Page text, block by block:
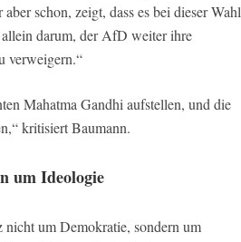
schon, zeigt, dass es bei dieser Wahl
darum, der AfD weiter ihre
verweigern.“
Mahatma Gandhi aufstellen, und die
kritisiert Baumann.
um Ideologie
um Demokratie, sondern um